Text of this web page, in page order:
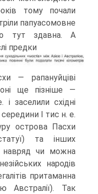
тому почали
папуасомовне
тут здавна. А
предки
— рапануйціві
ще пізніше —
заселили східні
І тис н. е.
острова Пасхи
та інших
навряд чи можна
народів
притаманна
Австралії). Так